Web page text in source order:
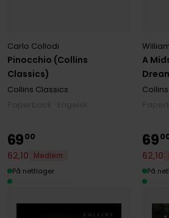
Pinocchio (Collins
Classics)
Carlo Collodi
Collins Classics
A
6900
62,10
Medlem
På nettlager
69
62,10
På